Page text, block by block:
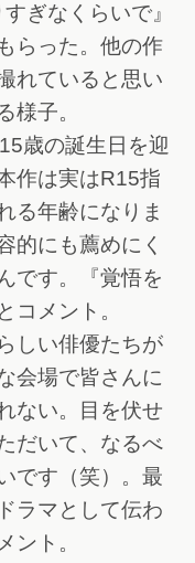
ぎなくらいで』
らった。他の作
れていると思い
様子。
歳の誕生日を迎
作は実はR15指
る年齢になりま
的にも薦めにく
です。『覚悟を
コメント。
しい俳優たちが
会場で皆さんに
ない。目を伏せ
だいて、なるべ
です（笑）。最
ラマとして伝わ
ント。